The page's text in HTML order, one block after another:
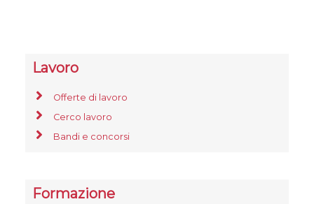
Lavoro
Offerte di lavoro
Cerco lavoro
Bandi e concorsi
Formazione